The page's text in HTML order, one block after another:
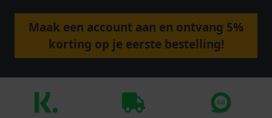
Maak een account aan en ontvang 5%
korting op je eerste bestelling!